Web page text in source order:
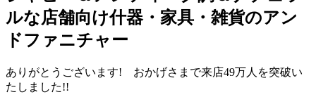
ルな店舗向け什器・家具・雑貨のアン
ドファニチャー
ありがとうございます! おかげさまで来店49万人を突破い
たしました!!